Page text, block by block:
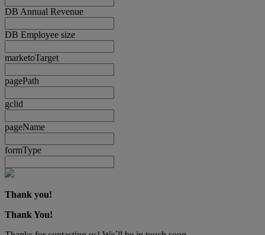
DB Annual Revenue
DB Employee size
marketoTarget
pagePath
gclid
pageName
formType
Thank you!
Thank You!